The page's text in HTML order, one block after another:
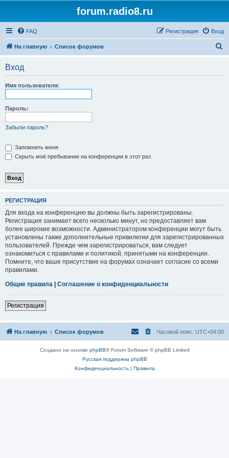
forum.radio8.ru
FAQ Вход
Регистрация
На главную Список форумов
Вход
Имя пользователя:
Пароль:
Забыли пароль?
Запомнить меня
Скрыть моё пребывание на конференции в этот раз
РЕГИСТРАЦИЯ
Для входа на конференцию вы должны быть зарегистрированы.
Регистрация занимает всего несколько минут, но предоставляет вам
более широкие возможности. Администратором конференции могут быть
установлены также дополнительные привилегии для зарегистрированных
пользователей. Прежде чем зарегистрироваться, вам следует
ознакомиться с правилами и политикой, принятыми на конференции.
Помните, что ваше присутствие на форумах означает согласие со всеми
правилами.
Общие правила | Соглашение о конфиденциальности
Регистрация
На главную Список форумов Часовой пояс: UTC+04:00
Создано на основе phpBB® Forum Software © phpBB Limited
Русская поддержка phpBB
Конфиденциальность| Правила